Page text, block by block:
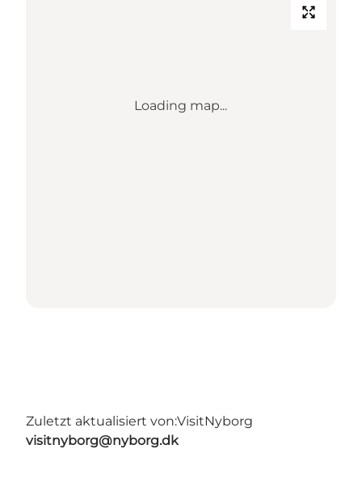
Loading map...
Zuletzt aktualisiert von:VisitNyborg
visitnyborg@nyborg.dk